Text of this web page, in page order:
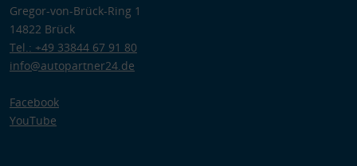
Gregor-von-Brück-Ring 1
14822 Brück
Tel.: +49 33844 67 91 80
info@autopartner24.de
Facebook
YouTube